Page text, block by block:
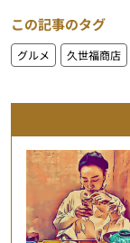
この記事のタグ
グルメ 久世福商店